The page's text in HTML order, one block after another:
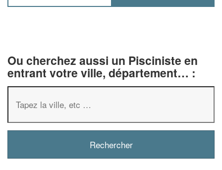
Ou cherchez aussi un Pisciniste en
entrant votre ville, département… :